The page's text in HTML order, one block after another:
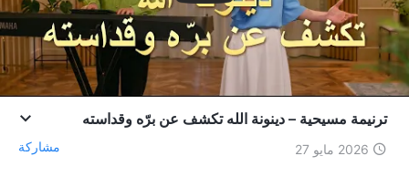
ترنيمة مسيحية – دينونة الله تكشف عن برّه وقداسته
2026 مايو 27 مشاركة